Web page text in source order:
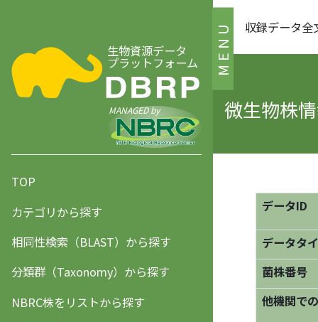
MENU
生物資源データ
プラットフォーム
MANAGED by
TOP
カテゴリから探す
相同性検索（BLAST）から探す
分類群（Taxonomy）から探す
NBRC株をリストから探す
収録データ全
微生物株
データID
データタ
菌株番号
他機関で